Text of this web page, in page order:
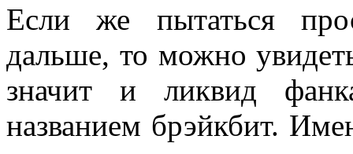
Если же пытаться
дальше, то можно
значит и ликвид
названием брэйкбит.